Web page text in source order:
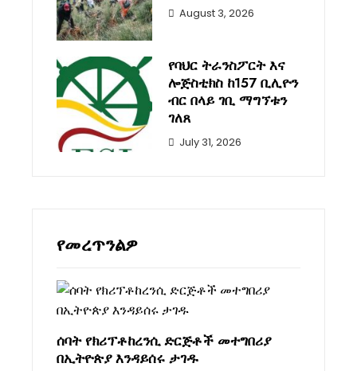
August 3, 2026
የባህር ትራንስፖርት እና
ሎጅስቲክስ ከ157 ቢሊዮን
ብር በላይ ገቢ ማግኘቱን
ገለጸ
July 31, 2026
የመረጥንልዎ
ሰባት የክሪፕቶከረንሲ ድርጅቶች መተግበሪያ
በኢትዮጵያ እንዳይሰሩ ታገዱ